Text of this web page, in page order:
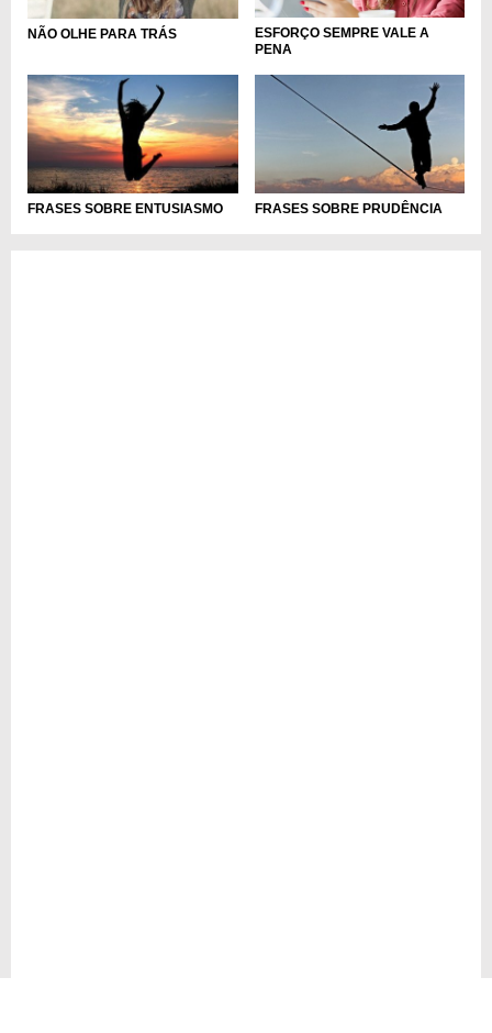
NÃO OLHE PARA TRÁS
ESFORÇO SEMPRE VALE A
PENA
FRASES SOBRE ENTUSIASMO FRASES SOBRE PRUDÊNCIA